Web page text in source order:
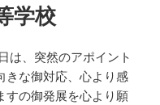
学校
は、突然のアポイント
きな御対応、心より感
すの御発展を心より願